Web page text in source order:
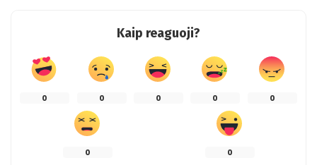
Kaip reaguoji?
0 0 0 0 0
0 0